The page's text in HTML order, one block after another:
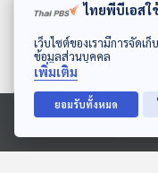
ดาวน์โหลด Thai PBS Podcast
Ⓒ 2020 องค์การกระจายเสียงและแพร่ภ
ไทยพีบีเอสใ
เว็บไซต์ของเรามีการจัดเ
ข้อมูลส่วนบุคคล
เพิ่มเติม
ยอมรับทั้งหมด